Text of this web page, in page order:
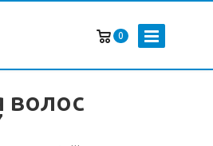
0
волос